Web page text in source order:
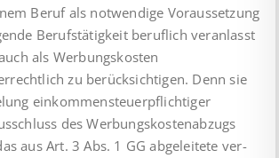
Beruf als notwendige Voraussetzung
Berufstätigkeit beruflich veranlasst
als Werbungskosten
zu berück­sichtigen. Denn sie
einkommen­steuer­pflichtiger
des Werbungskostenabzugs
aus Art. 3 Abs. 1 GG abgeleitete ver­